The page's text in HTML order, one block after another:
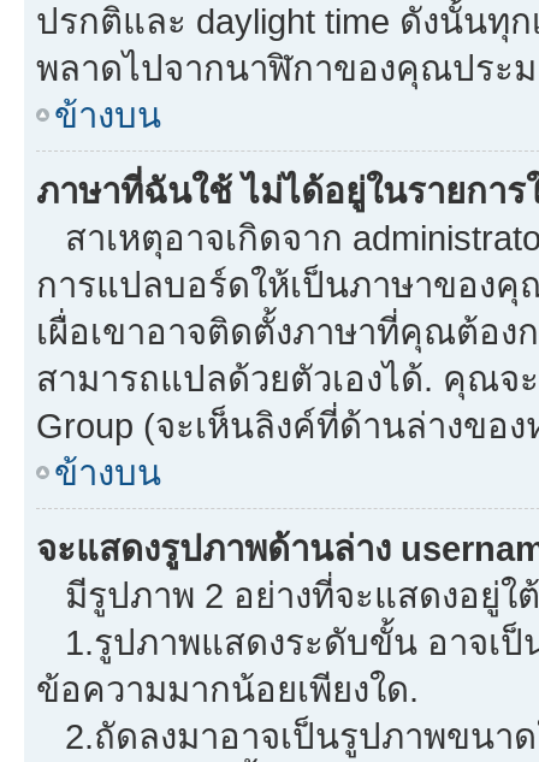
ปรกติและ daylight time ดังนั้นทุ
พลาดไปจากนาฬิกาของคุณประ
ข้างบน
ภาษาที่ฉันใช้ ไม่ได้อยู่ในรายการ
สาเหตุอาจเกิดจาก
การแปลบอร์ดให้เป็นภาษาของคุ
เผื่อเขาอาจติดตั้งภาษาที่คุณต้อ
สามารถแปลด้วยตัวเองได้. คุณจ
Group (จะเห็นลิงค์ที่ด้านล่างของ
ข้างบน
จะแสดงรูปภาพด้านล่าง
มีรูปภาพ 2 อย่างที่จะแสดงอยู่ใ
1.รูปภาพแสดงระดับขั้น อาจเ
ข้อความมากน้อยเพียงใด.
2.ถัดลงมาอาจเป็นรูปภาพขนา